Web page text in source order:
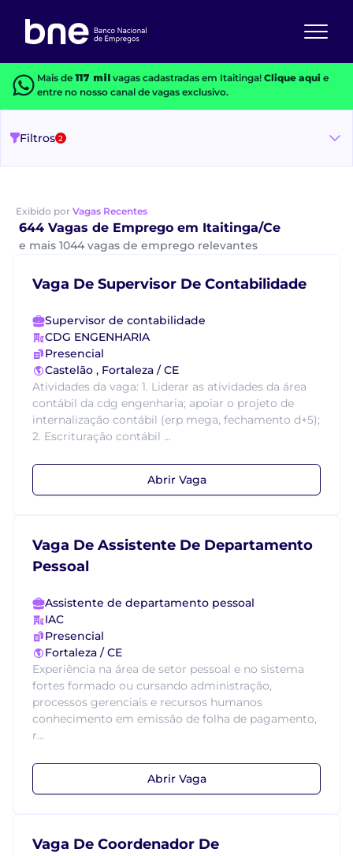
Mais de 117 milvagas cadastradas em Itaitinga! Clique aquie
entre no nosso canal de vagas exclusivo.
Filtros 2
Exibido por Vagas Recentes
644 Vagas de Emprego em Itaitinga/Ce
e mais 1044 vagas de emprego relevantes
Vaga De Supervisor De Contabilidade
Supervisor de contabilidade
CDG ENGENHARIA
Presencial
Castelão , Fortaleza / CE
Atividades da vaga: 1. Liderar as atividades da área
contábil da cdg engenharia; apoiar o projeto de
internalização contábil (erp mega, fechamento d+5);
2. Escrituração contábil ...
Abrir Vaga
Vaga De Assistente De Departamento
Pessoal
Assistente de departamento pessoal
IAC
Presencial
Fortaleza / CE
Experiência na área de setor pessoal e no sistema
fortes formado ou cursando administração,
processos gerenciais e recursos humanos
conhecimento em emissão de folha de pagamento,
r...
Abrir Vaga
Vaga De Coordenador De